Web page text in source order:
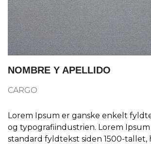
NOMBRE Y APELLIDO
CARGO
Lorem Ipsum er ganske enkelt
og typografiindustrien. Lorem
standard fyldtekst siden 1500-tallet,